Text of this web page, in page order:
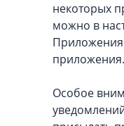
некоторых
можно в
приложения.
Особое